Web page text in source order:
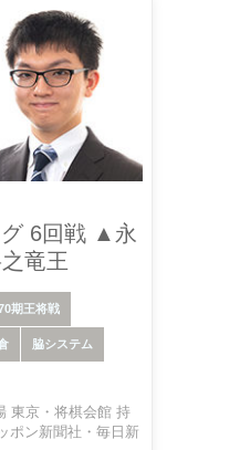
6回戦 ▲永
竜王
期王将戦
脇システム
東京・将棋会館 持
ポン新聞社・毎日新